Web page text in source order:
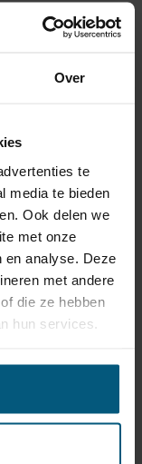
Over
te
media te bieden
Ook delen we
met onze
en analyse. Deze
met andere
die ze hebben
hun services.
10
met